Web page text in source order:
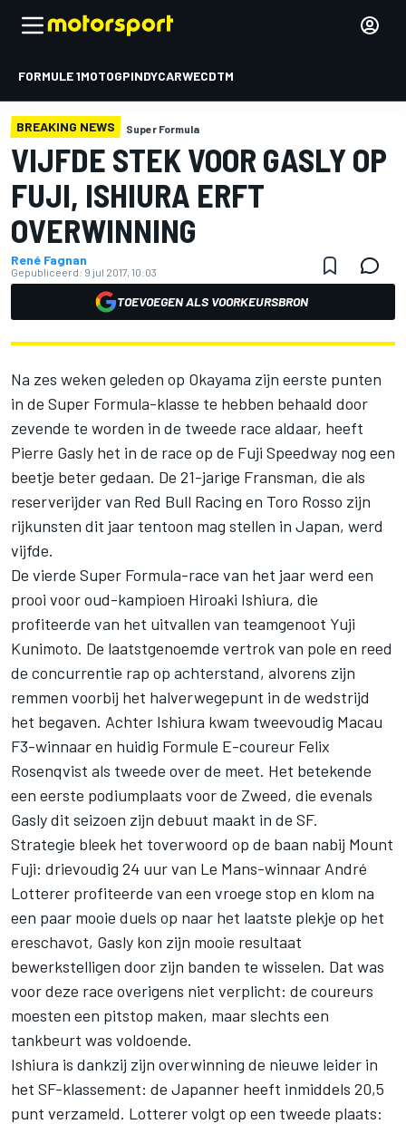
FORMULE 1MOTOGPINDYCARWECDTM
BREAKING NEWS Super Formula
VIJFDE STEK VOOR GASLY OP
FUJI, ISHIURA ERFT
OVERWINNING
René Fagnan
Gepubliceerd: 9 jul 2017, 10:03
TOEVOEGEN ALS VOORKEURSBRON
Na zes weken geleden op Okayama zijn eerste punten
in de Super Formula-klasse te hebben behaald door
zevende te worden in de tweede race aldaar, heeft
Pierre Gasly het in de race op de Fuji Speedway nog een
beetje beter gedaan. De 21-jarige Fransman, die als
reserverijder van Red Bull Racing en Toro Rosso zijn
rijkunsten dit jaar tentoon mag stellen in Japan, werd
vijfde.
De vierde Super Formula-race van het jaar werd een
prooi voor oud-kampioen Hiroaki Ishiura, die
profiteerde van het uitvallen van teamgenoot Yuji
Kunimoto. De laatstgenoemde vertrok van pole en reed
de concurrentie rap op achterstand, alvorens zijn
remmen voorbij het halverwegepunt in de wedstrijd
het begaven. Achter Ishiura kwam tweevoudig Macau
F3-winnaar en huidig Formule E-coureur Felix
Rosenqvist als tweede over de meet. Het betekende
een eerste podiumplaats voor de Zweed, die evenals
Gasly dit seizoen zijn debuut maakt in de SF.
Strategie bleek het toverwoord op de baan nabij Mount
Fuji: drievoudig 24 uur van Le Mans-winnaar André
Lotterer profiteerde van een vroege stop en klom na
een paar mooie duels op naar het laatste plekje op het
ereschavot, Gasly kon zijn mooie resultaat
bewerkstelligen door zijn banden te wisselen. Dat was
voor deze race overigens niet verplicht: de coureurs
moesten een pitstop maken, maar slechts een
tankbeurt was voldoende.
Ishiura is dankzij zijn overwinning de nieuwe leider in
het SF-klassement: de Japanner heeft inmiddels 20,5
punt verzameld. Lotterer volgt op een tweede plaats: